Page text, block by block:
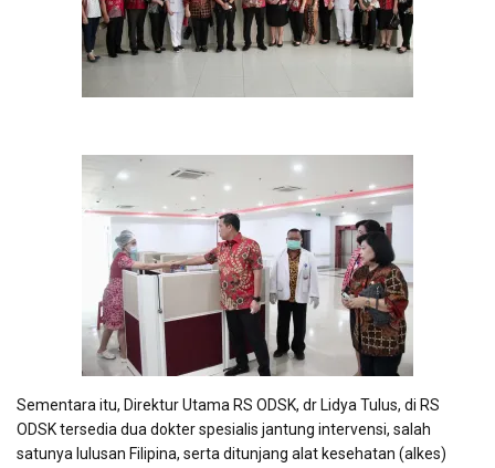
Sementara itu, Direktur Utama RS ODSK, dr Lidya Tulus, di RS
ODSK tersedia dua dokter spesialis jantung intervensi, salah
satunya lulusan Filipina, serta ditunjang alat kesehatan (alkes)